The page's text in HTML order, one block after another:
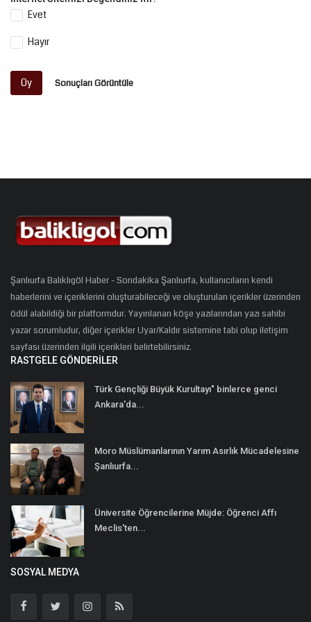
Evet
Hayır
Oy Sonuçları Görüntüle
Şanlıurfa Balıklıgöl Haber - Sondakika Şanlıurfa, kullanıcıların kendi
haberlerini ve içeriklerini oluşturabileceği ve oluşturulan içerikler üzerinden
ödül alabildiği bir platformdur. Yayınlanan köşe yazılarından yazı sahibi
yazar sorumludur, diğer içerikler Uyar/Kaldır sistemine tabi olup iletişim
sayfası üzerinden ilgili içerikleri belirtebilirsiniz.
RASTGELE GÖNDERILER
Türk Gençliği Büyük Kurultayı" binlerce genci
Ankara'da...
Moro Müslümanlarının Yarım Asırlık Mücadelesine
Şanlıurfa...
Üniversite Öğrencilerine Müjde: Öğrenci Affı
Meclis'ten...
SOSYAL MEDYA